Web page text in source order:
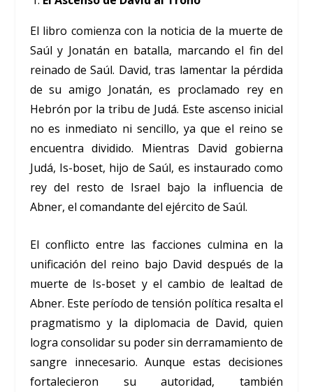
El libro comienza con la noticia de la muerte de
Saúl y Jonatán en batalla, marcando el fin del
reinado de Saúl. David, tras lamentar la pérdida
de su amigo Jonatán, es proclamado rey en
Hebrón por la tribu de Judá. Este ascenso inicial
no es inmediato ni sencillo, ya que el reino se
encuentra dividido. Mientras David gobierna
Judá, Is-boset, hijo de Saúl, es instaurado como
rey del resto de Israel bajo la influencia de
Abner, el comandante del ejército de Saúl.
El conflicto entre las facciones culmina en la
unificación del reino bajo David después de la
muerte de Is-boset y el cambio de lealtad de
Abner. Este período de tensión política resalta el
pragmatismo y la diplomacia de David, quien
logra consolidar su poder sin derramamiento de
sangre innecesario. Aunque estas decisiones
fortalecieron su autoridad, también